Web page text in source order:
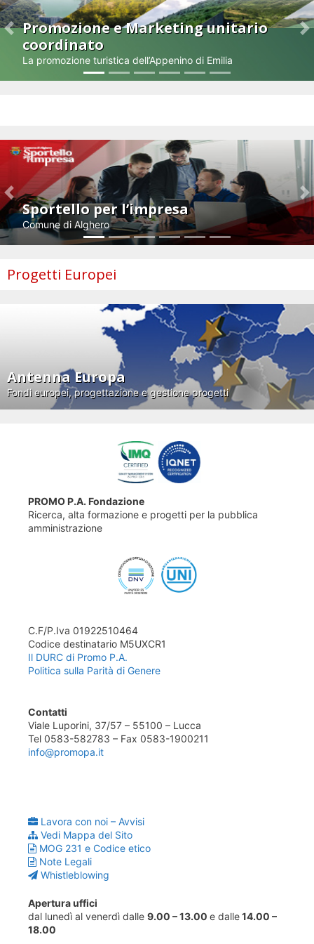
Promozione e Marketing unitario
coordinato
La promozione turistica dell’Appenino di Emilia
Previous
Sportello per l’impresa
Comune di Alghero
Previous
Progetti Europei
Antenna Europa
Fondi europei, progettazione e gestione progetti
PROMO P.A. Fondazione
Ricerca, alta formazione e progetti per la pubblica
amministrazione
C.F/P.Iva 01922510464
Codice destinatario M5UXCR1
Il DURC di Promo P.A.
Politica sulla Parità di Genere
Contatti
Viale Luporini, 37/57 – 55100 – Lucca
Tel 0583-582783 – Fax 0583-1900211
info@promopa.it
Lavora con noi – Avvisi
Vedi Mappa del Sito
MOG 231 e Codice etico
Note Legali
Whistleblowing
Apertura uffici
dal lunedì al venerdì dalle 9.00 – 13.00 e dalle14.00 –
18.00